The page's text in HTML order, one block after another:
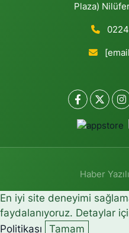
Plaza)
Haber
En iyi site deneyimi
faydalanıyoruz. Detaylar
Politikası
Tamam